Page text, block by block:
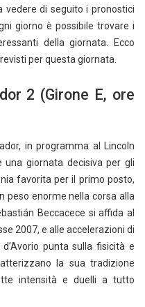
vedere di seguito i pronostici
giorno è possibile trovare i
della giornata. Ecco
per questa giornata.
2 (Girone E, ore
in programma al Lincoln
una giornata decisiva per gli
favorita per il primo posto,
peso enorme nella corsa alla
Beccacece si affida al
2007, e alle accelerazioni di
punta sulla fisicità e
la sua tradizione
intensità e duelli a tutto